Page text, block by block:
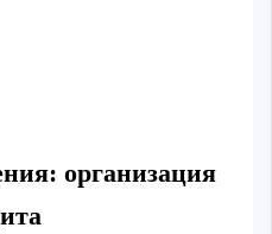
организация